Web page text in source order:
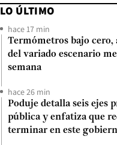
LO ÚLTIMO
hace 17 min
Termómetros bajo cero,
del variado escenario
semana
hace 26 min
Poduje detalla seis ejes
pública y enfatiza que
terminar en este